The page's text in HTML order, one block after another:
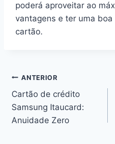
poderá aproveitar ao
vantagens e ter uma
cartão.
ANTERIOR
Cartão de crédito
Samsung Itaucard:
Anuidade Zero